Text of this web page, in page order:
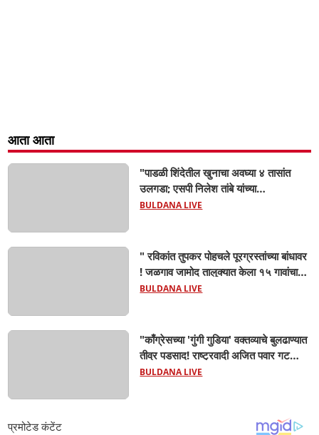
आता आता
"पाडळी शिंदेतील खुनाचा अवघ्या ४ तासांत
उलगडा; एसपी निलेश तांबे यांच्या
मार्गदर्शनाखाली ठाणेदार रुपेश शक्करगेंची
BULDANA LIVE
" रविकांत तुपकर पोहचले पूरग्रस्तांच्या बांधावर
! जळगाव जामोद तालुक्यात केला १५ गावांचा
दौरा,महसूल यंत्रणेला खडसावले; 'नुकसान
BULDANA LIVE
"काँग्रेसच्या 'गुंगी गुडिया' वक्तव्याचे बुलढाण्यात
तीव्र पडसाद! राष्ट्रवादी अजित पवार गट
रस्त्यावर; 'जाहीर माफी मागा', अन्यथा हर्षवर्धन
BULDANA LIVE